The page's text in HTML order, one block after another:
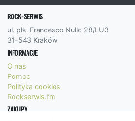
ROCK-SERWIS
ul. płk. Francesco Nullo 28/LU3
31-543 Kraków
INFORMACJE
O nas
Pomoc
Polityka cookies
Rockserwis.fm
ZAKUPY